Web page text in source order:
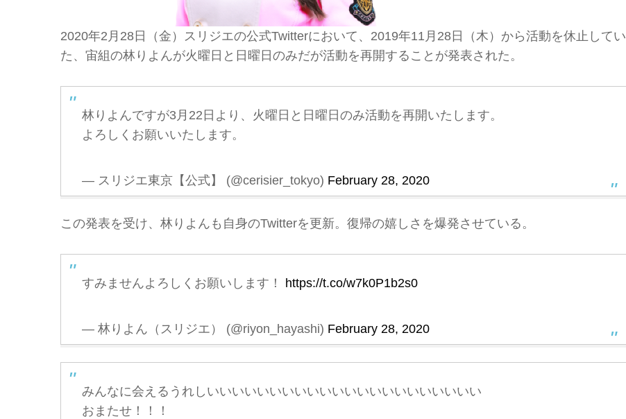
2020年2月28日（金）スリジエの公式Twitterにおいて、2019年11月28日（木）から活動を休止してい
た、宙組の林りよんが火曜日と日曜日のみだが活動を再開することが発表された。
林りよんですが3月22日より、火曜日と日曜日のみ活動を再開いたします。
よろしくお願いいたします。
— スリジエ東京【公式】 (@cerisier_tokyo) February 28, 2020
この発表を受け、林りよんも自身のTwitterを更新。復帰の嬉しさを爆発させている。
すみませんよろしくお願いします！ https://t.co/w7k0P1b2s0
— 林りよん（スリジエ） (@riyon_hayashi) February 28, 2020
みんなに会えるうれしいいいいいいいいいいいいいいいいいいいいいい
おまたせ！！！